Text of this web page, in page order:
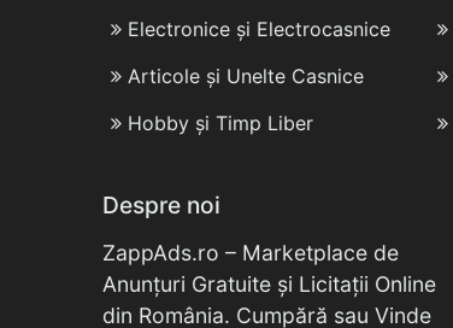
Electronice și Electrocasnice
Articole și Unelte Casnice
Hobby și Timp Liber
Despre noi
ZappAds.ro – Marketplace de
Anunțuri Gratuite și Licitații Online
din România. Cumpără sau Vinde